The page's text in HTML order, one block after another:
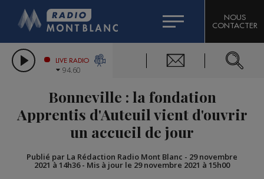
LES CHRONIQUES DE L'EXPERT
CITIZEN MACHINERY
GRAND MASSIF DOMAINES SKIABLES
BIGARD
COMPAGNIE DU MONT-BLANC
NOUS
CONTACTER
LIVE RADIO
94.60
Bonneville : la fondation
Apprentis d'Auteuil vient d'ouvrir
un accueil de jour
Publié par La Rédaction Radio Mont Blanc - 29 novembre
2021 à 14h36- Mis à jour le 29 novembre 2021 à 15h00